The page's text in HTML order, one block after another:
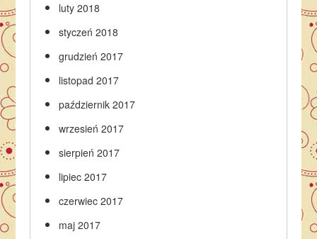
luty 2018
styczeń 2018
grudzień 2017
listopad 2017
październik 2017
wrzesień 2017
sierpień 2017
lipiec 2017
czerwiec 2017
maj 2017